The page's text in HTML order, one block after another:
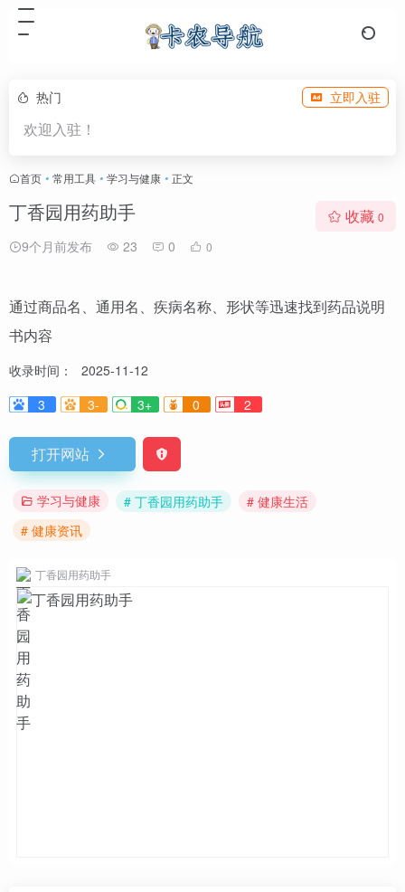
热门 立即入驻
欢迎入驻！
首页 • 常用工具 • 学习与健康 • 正文
丁香园用药助手
9个月前发布 23 0 0
收藏 0
通过商品名、通用名、疾病名称、形状等迅速找到药品说明
书内容
收录时间：
2025-11-12
3
3- 3+ 0 2
打开网站
学习与健康 # 丁香园用药助手
# 健康生活
# 健康资讯
丁香园用药助手